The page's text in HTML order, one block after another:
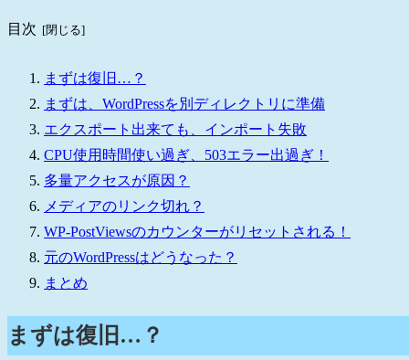
目次
まずは復旧…？
まずは、WordPressを別ディレクトリに準備
エクスポート出来ても、インポート失敗
CPU使用時間使い過ぎ、503エラー出過ぎ！
多量アクセスが原因？
メディアのリンク切れ？
WP-PostViewsのカウンターがリセットされる！
元のWordPressはどうなった？
まとめ
まずは復旧…？